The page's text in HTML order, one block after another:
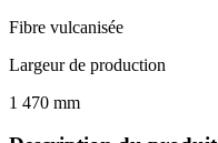
Fibre vulcanisée
Largeur de production
1 470 mm